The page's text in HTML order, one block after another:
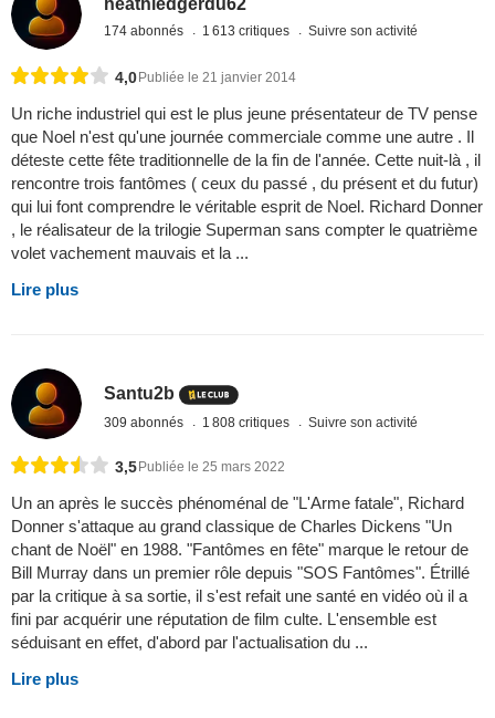
heathledgerdu62
174 abonnés 1 613 critiques Suivre son activité
4,0 Publiée le 21 janvier 2014
Un riche industriel qui est le plus jeune présentateur de TV pense
que Noel n'est qu'une journée commerciale comme une autre . Il
déteste cette fête traditionnelle de la fin de l'année. Cette nuit-là , il
rencontre trois fantômes ( ceux du passé , du présent et du futur)
qui lui font comprendre le véritable esprit de Noel. Richard Donner
, le réalisateur de la trilogie Superman sans compter le quatrième
volet vachement mauvais et la ...
Lire plus
Santu2b
309 abonnés 1 808 critiques Suivre son activité
3,5 Publiée le 25 mars 2022
Un an après le succès phénoménal de "L'Arme fatale", Richard
Donner s'attaque au grand classique de Charles Dickens "Un
chant de Noël" en 1988. "Fantômes en fête" marque le retour de
Bill Murray dans un premier rôle depuis "SOS Fantômes". Étrillé
par la critique à sa sortie, il s'est refait une santé en vidéo où il a
fini par acquérir une réputation de film culte. L'ensemble est
séduisant en effet, d'abord par l'actualisation du ...
Lire plus